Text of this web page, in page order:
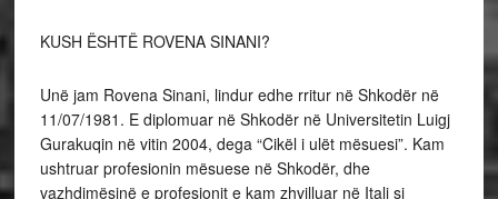
KUSH ËSHTË ROVENA SINANI?
Unë jam Rovena Sinani, lindur edhe rritur në Shkodër në
11/07/1981. E diplomuar në Shkodër në Universitetin Luigj
Gurakuqin në vitin 2004, dega “Cikël i ulët mësuesi”. Kam
ushtruar profesionin mësuese në Shkodër, dhe
vazhdimësinë e profesionit e kam zhvilluar në Itali si